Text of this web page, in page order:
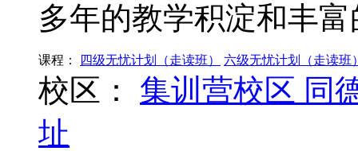
多年的教学积淀和丰
课程： 四级无忧计划（走读班） 六级无忧计划（走读班
校区： 集训营校区 同
址